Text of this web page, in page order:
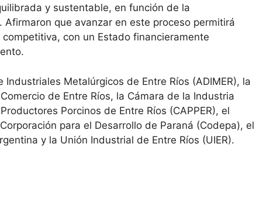
y sustentable, en función de la
que avanzar en este proceso permitirá
con un Estado financieramente
Metalúrgicos de Entre Ríos (ADIMER), la
de Entre Ríos, la Cámara de la Industria
Porcinos de Entre Ríos (CAPPER), el
para el Desarrollo de Paraná (Codepa), el
y la Unión Industrial de Entre Ríos (UIER).